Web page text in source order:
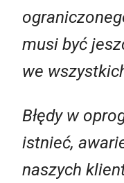
musi być
we
Błędy w
istnieć,
naszych